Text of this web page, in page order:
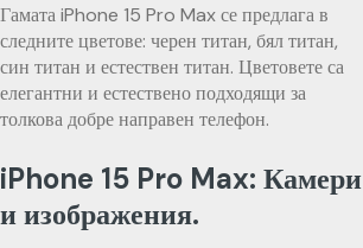
Гамата iPhone 15 Pro Max се предлага в
следните цветове: черен титан, бял титан,
син титан и естествен титан. Цветовете са
елегантни и естествено подходящи за
толкова добре направен телефон.
iPhone 15 Pro Max: Камери
и изображения.